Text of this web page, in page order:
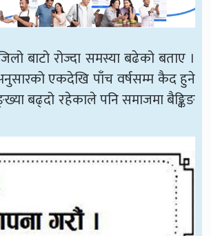
बाटो रोज्दा समस्या बढेको बताए ।
अनुसारको एकदेखि पाँच वर्षसम्म कैद हुने
बढ्दो रहेकाले पनि समाजमा बैङ्किङ